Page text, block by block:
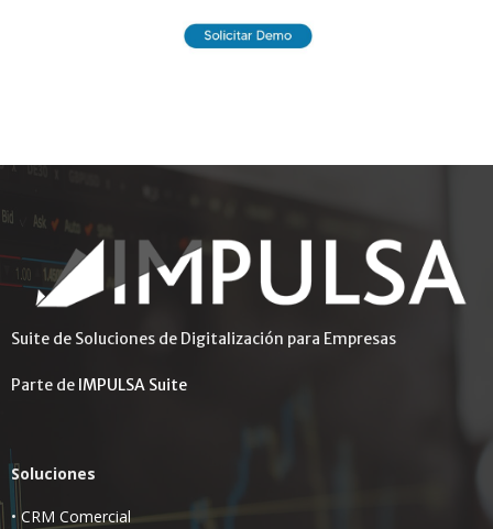
Suite de Soluciones de Digitalización para Empresas
Parte de IMPULSA Suite
Soluciones
• CRM Comercial